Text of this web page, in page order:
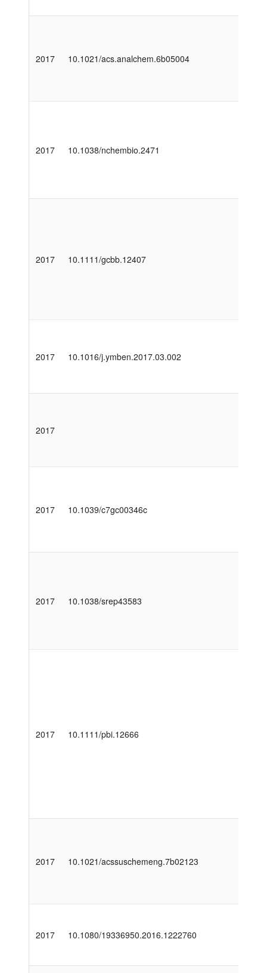
2017 10.1021/acs.analchem.6b05004
2017 10.1038/nchembio.2471
2017 10.1111/gcbb.12407
2017 10.1016/j.ymben.2017.03.002
2017
2017 10.1039/c7gc00346c
2017 10.1038/srep43583
2017 10.1111/pbi.12666
2017 10.1021/acssuschemeng.7b02123
2017 10.1080/19336950.2016.1222760